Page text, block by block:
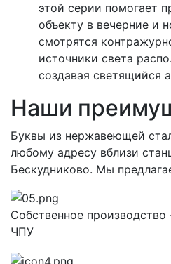
этой серии помогает
объекту в вечерние и
смотрятся
источники света
создавая светящийся
Наши
Буквы из нержавеющей
любому адресу вблизи
Бескудниково. Мы
Собственное
ЧПУ